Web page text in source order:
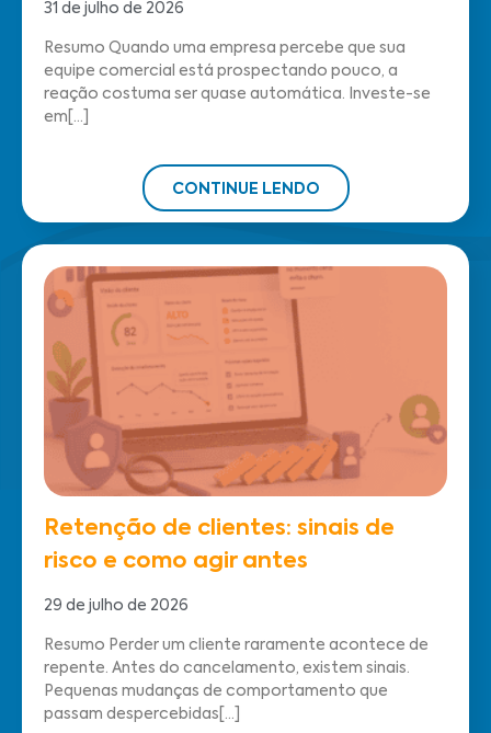
31 de julho de 2026
Resumo Quando uma empresa percebe que sua
equipe comercial está prospectando pouco, a
reação costuma ser quase automática. Investe-se
em[...]
CONTINUE LENDO
Retenção de clientes: sinais de
risco e como agir antes
29 de julho de 2026
Resumo Perder um cliente raramente acontece de
repente. Antes do cancelamento, existem sinais.
Pequenas mudanças de comportamento que
passam despercebidas[...]